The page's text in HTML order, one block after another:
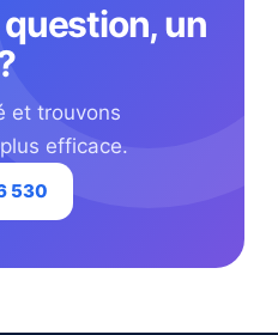
un
et trouvons
efficace.
530